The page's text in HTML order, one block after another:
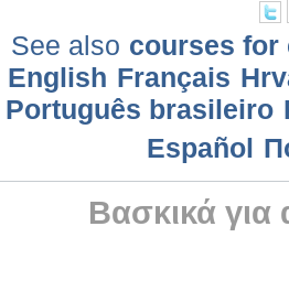
See also courses for
English Français
Português brasileiro
Еspañol
Βασκικά για